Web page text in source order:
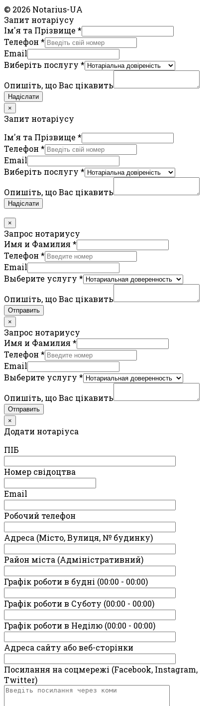
© 2026 Notarius-UA
Запит нотаріусу
Ім'я та Прізвище *
Телефон *
Email
Виберіть послугу *
Опишіть, що Вас цікавить
Надіслати
×
Запит нотаріусу
Ім'я та Прізвище *
Телефон *
Email
Виберіть послугу *
Опишіть, що Вас цікавить
Надіслати
×
Запрос нотариусу
Имя и Фамилия *
Телефон *
Email
Выберите услугу *
Опишіть, що Вас цікавить
Отправить
×
Запрос нотариусу
Имя и Фамилия *
Телефон *
Email
Выберите услугу *
Опишіть, що Вас цікавить
Отправить
×
Додати нотаріуса
ПIБ
Номер свідоцтва
Email
Робочий телефон
Адреса (Місто, Вулиця, № будинку)
Район міста (Адміністративний)
Графік роботи в будні (00:00 - 00:00)
Графік роботи в Суботу (00:00 - 00:00)
Графік роботи в Неділю (00:00 - 00:00)
Адреса сайту або веб-сторінки
Посилання на соцмережі (Facebook, Instagram,
Twitter)